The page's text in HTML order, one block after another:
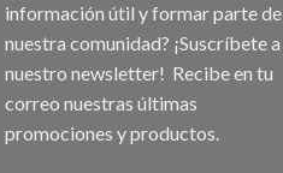
información útil y formar parte de
nuestra comunidad? ¡Suscríbete a
nuestro newsletter! Recibe en tu
correo nuestras últimas
promociones y productos.